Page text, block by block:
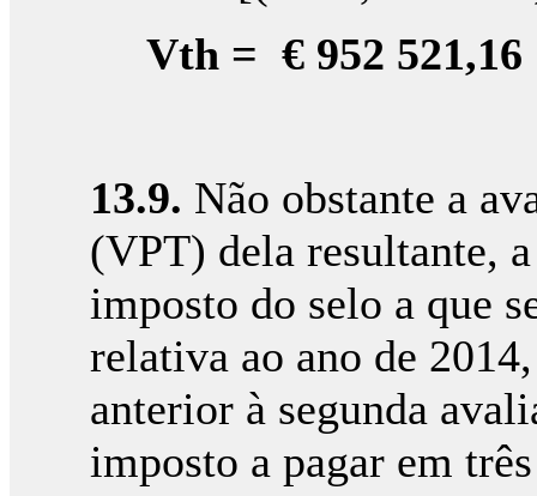
Vth = € 952 521,16
13.9. Não obstante a
(VPT) dela resultante,
imposto do selo a que
relativa ao ano de
anterior à segunda
imposto a pagar em